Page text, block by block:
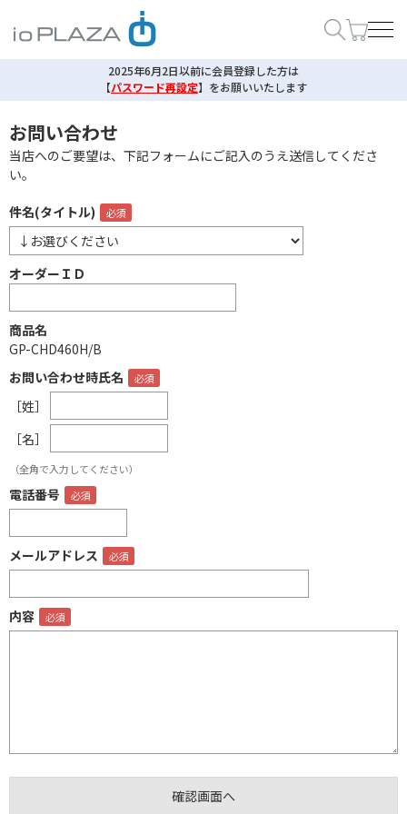
2025年6月2日以前に会員登録した方は
【パスワード再設定】 をお願いいたします
お問い合わせ
当店へのご要望は、下記フォームにご記入のうえ送信してくださ
い。
件名(タイトル)
オーダーＩＤ
商品名
GP-CHD460H/B
お問い合わせ時氏名
［姓］
［名］
（全角で入力してください）
電話番号
メールアドレス
内容